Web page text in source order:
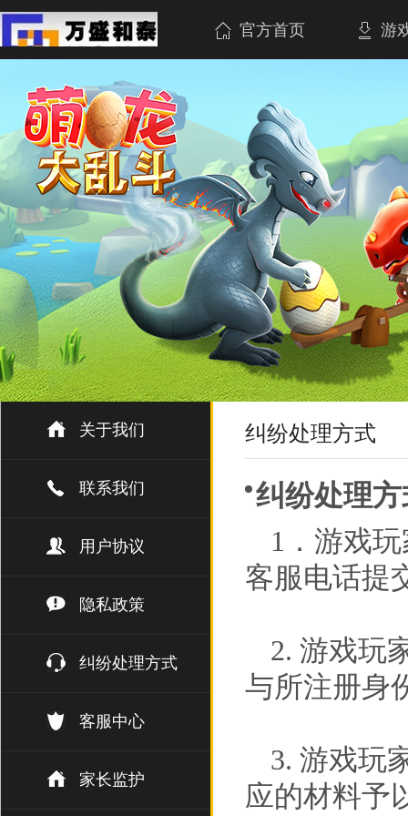
官方首页 游
关于我们
联系我们
用户协议
隐私政策
纠纷处理方式
客服中心
家长监护
纠纷处理方式
纠纷处理
1．游戏
客服电话提
2. 游戏玩
与所注册身
3. 游戏玩
应的材料予